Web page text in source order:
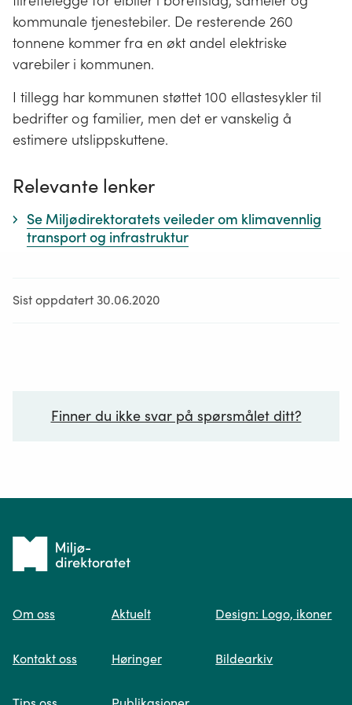
kommunale tjenestebiler. De resterende 260
tonnene kommer fra en økt andel elektriske
varebiler i kommunen.
I tillegg har kommunen støttet 100 ellastesykler til
bedrifter og familier, men det er vanskelig å
estimere utslippskuttene.
Relevante lenker
Se Miljødirektoratets veileder om klimavennlig
transport og infrastruktur
Sist oppdatert 30.06.2020
Finner du ikke svar på spørsmålet ditt?
Spør oss
Tilbake
forsiden
Om oss
Kontakt oss
Aktuelt
Høringer
Design: Logo, ikoner
Bildearkiv